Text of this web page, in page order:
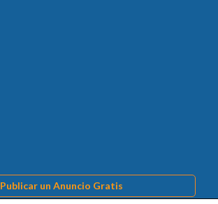
Publicar un Anuncio Gratis